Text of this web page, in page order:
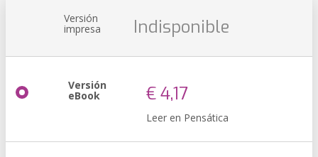
Versión
impresa Indisponible
Versión
eBook € 4,17
Leer en Pensática